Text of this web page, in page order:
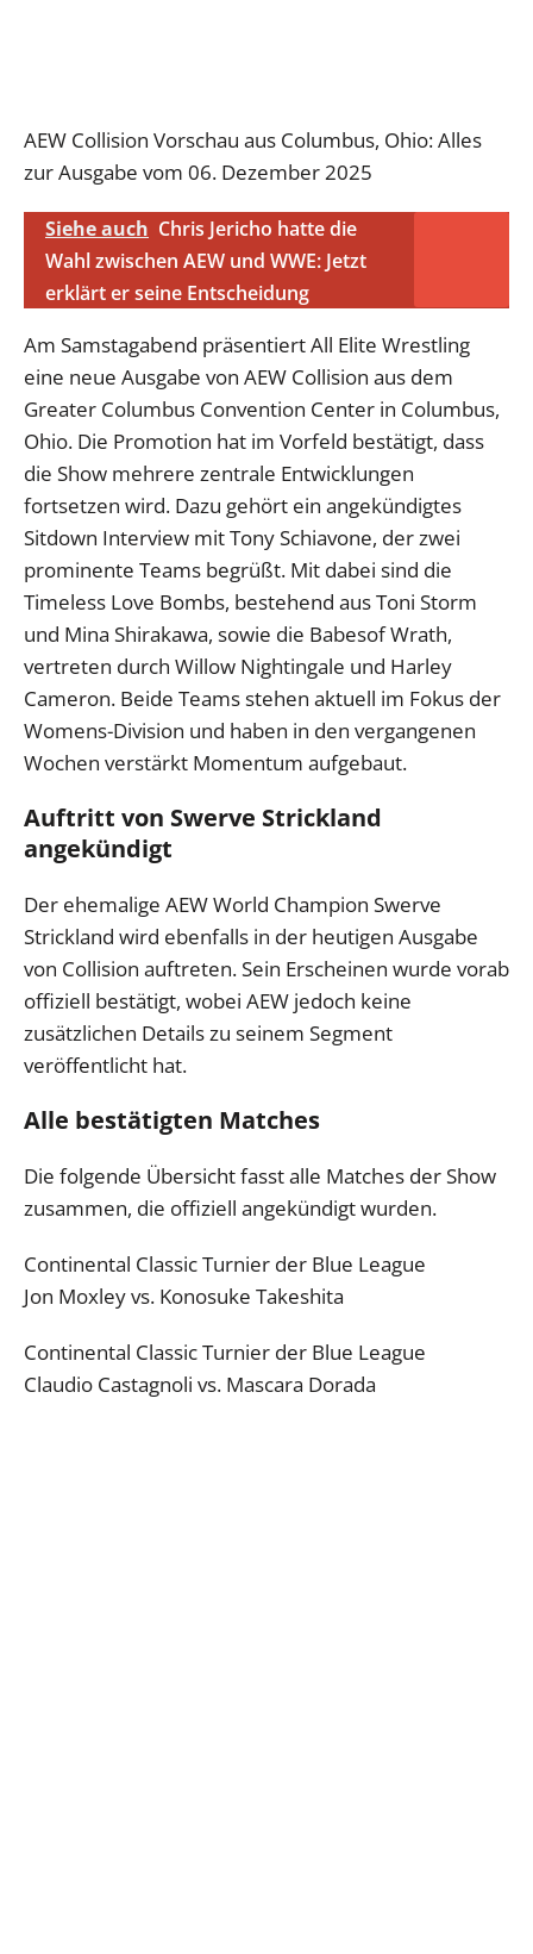
AEW Collision Vorschau aus Columbus, Ohio: Alles
zur Ausgabe vom 06. Dezember 2025
Siehe auch Chris Jericho hatte die
Wahl zwischen AEW und WWE: Jetzt
erklärt er seine Entscheidung
Am Samstagabend präsentiert All Elite Wrestling
eine neue Ausgabe von AEW Collision aus dem
Greater Columbus Convention Center in Columbus,
Ohio. Die Promotion hat im Vorfeld bestätigt, dass
die Show mehrere zentrale Entwicklungen
fortsetzen wird. Dazu gehört ein angekündigtes
Sitdown Interview mit Tony Schiavone, der zwei
prominente Teams begrüßt. Mit dabei sind die
Timeless Love Bombs, bestehend aus Toni Storm
und Mina Shirakawa, sowie die Babesof Wrath,
vertreten durch Willow Nightingale und Harley
Cameron. Beide Teams stehen aktuell im Fokus der
Womens-Division und haben in den vergangenen
Wochen verstärkt Momentum aufgebaut.
Auftritt von Swerve Strickland
angekündigt
Der ehemalige AEW World Champion Swerve
Strickland wird ebenfalls in der heutigen Ausgabe
von Collision auftreten. Sein Erscheinen wurde vorab
offiziell bestätigt, wobei AEW jedoch keine
zusätzlichen Details zu seinem Segment
veröffentlicht hat.
Alle bestätigten Matches
Die folgende Übersicht fasst alle Matches der Show
zusammen, die offiziell angekündigt wurden.
Continental Classic Turnier der Blue League
Jon Moxley vs. Konosuke Takeshita
Continental Classic Turnier der Blue League
Claudio Castagnoli vs. Mascara Dorada